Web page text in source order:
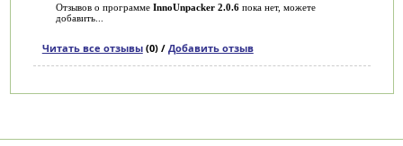
Отзывов о программе InnoUnpacker 2.0.6пока нет, можете
добавить...
Читать все отзывы(0) / Добавить отзыв